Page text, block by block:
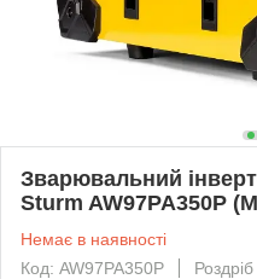
Зварювальний
Sturm AW97PA350P
Немає в наявності
Код: AW97PA350P
Роздріб